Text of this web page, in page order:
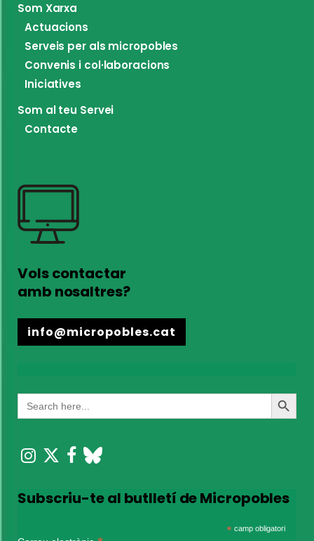
Som Xarxa
Actuacions
Serveis per als micropobles
Convenis i col·laboracions
Iniciatives
Som al teu Servei
Contacte
Vols contactar
amb nosaltres?
info@micropobles.cat
Search
for:
Search
Button
Subscriu-te al butlletí de Micropobles
* camp obligatori